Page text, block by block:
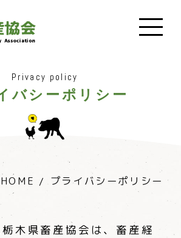
Privacy policy
バシーポリシー
HOME プライバシーポリシー
木県畜産協会は、畜産経